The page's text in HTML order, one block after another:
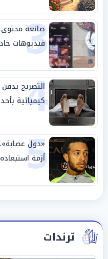
3
صانعة
فيديوهات
4
التصريح
كيميائية
5
«دول
أزمة
ترندات